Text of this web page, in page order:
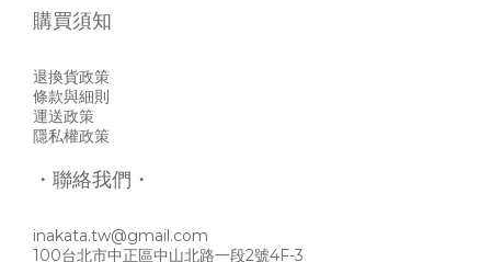
購買須知
退換貨政策
條款與細則
運送政策
隱私權政策
・聯絡我們・
inakata.tw@gmail.com
100台北市中正區中山北路一段2號4F-3